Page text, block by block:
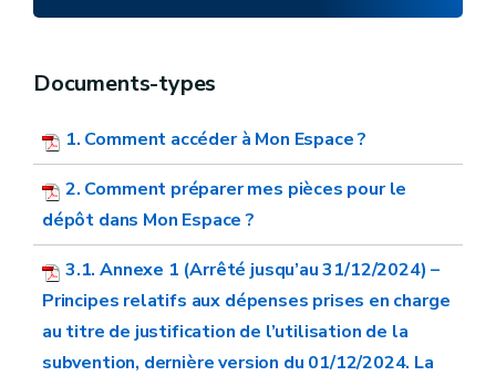
Documents-types
1. Comment accéder à Mon Espace ?
2. Comment préparer mes pièces pour le
dépôt dans Mon Espace ?
3.1. Annexe 1 (Arrêté jusqu’au 31/12/2024) –
Principes relatifs aux dépenses prises en charge
au titre de justification de l’utilisation de la
subvention, dernière version du 01/12/2024. La